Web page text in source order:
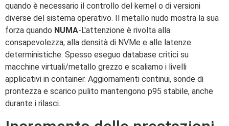
quando è necessario il controllo del kernel o di versioni
diverse del sistema operativo. Il metallo nudo mostra la sua
forza quando NUMA-L'attenzione è rivolta alla
consapevolezza, alla densità di NVMe e alle latenze
deterministiche. Spesso eseguo database critici su
macchine virtuali/metallo grezzo e scaliamo i livelli
applicativi in container. Aggiornamenti continui, sonde di
prontezza e scarico pulito mantengono p95 stabile, anche
durante i rilasci.